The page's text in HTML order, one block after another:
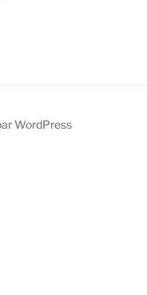
WordPress